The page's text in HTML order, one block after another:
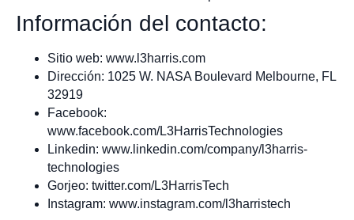
Información del contacto:
Sitio web: www.l3harris.com
Dirección: 1025 W. NASA Boulevard Melbourne, FL
32919
Facebook:
www.facebook.com/L3HarrisTechnologies
Linkedin: www.linkedin.com/company/l3harris-
technologies
Gorjeo: twitter.com/L3HarrisTech
Instagram: www.instagram.com/l3harristech